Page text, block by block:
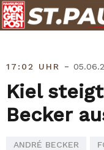
Skip
to
17:02 UHR -
Kiel
Becker
ANDRÉ BECKER